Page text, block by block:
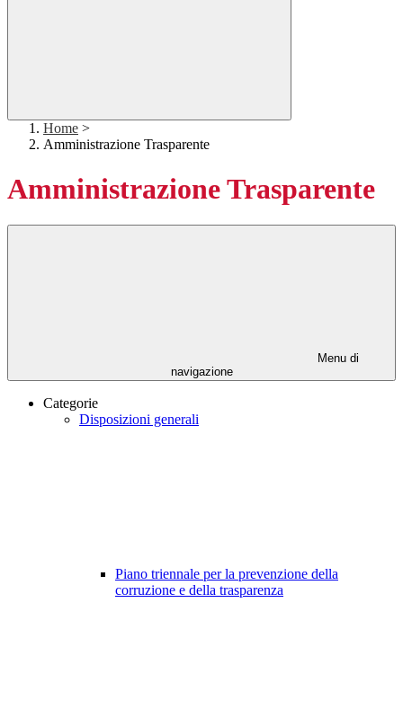
Home >
Amministrazione Trasparente
Amministrazione Trasparente
Menu di
navigazione
Categorie
Disposizioni generali
Piano triennale per la prevenzione della
corruzione e della trasparenza